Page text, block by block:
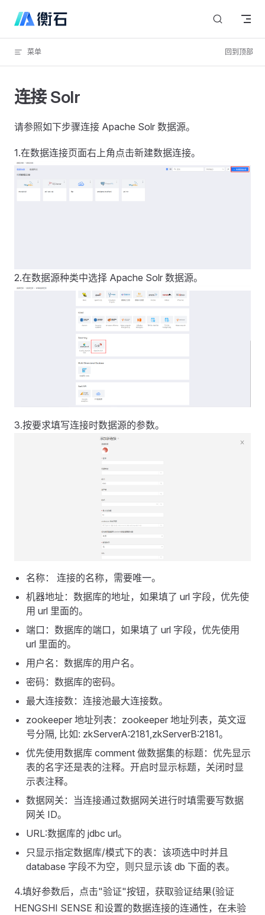
Skip to content
菜单 回到顶部
连接 Solr
请参照如下步骤连接 Apache Solr 数据源。
1.在数据连接页面右上角点击新建数据连接。
2.在数据源种类中选择 Apache Solr 数据源。
3.按要求填写连接时数据源的参数。
名称： 连接的名称，需要唯一。
机器地址：数据库的地址，如果填了 url 字段，优先使
用 url 里面的。
端口：数据库的端口，如果填了 url 字段，优先使用
url 里面的。
用户名：数据库的用户名。
密码：数据库的密码。
最大连接数：连接池最大连接数。
zookeeper 地址列表：zookeeper 地址列表，英文逗
号分隔, 比如: zkServerA:2181,zkServerB:2181。
优先使用数据库 comment 做数据集的标题：优先显示
表的名字还是表的注释。开启时显示标题，关闭时显
示表注释。
数据网关：当连接通过数据网关进行时填需要写数据
网关 ID。
URL:数据库的 jdbc url。
只显示指定数据库/模式下的表：该项选中时并且
database 字段不为空，则只显示该 db 下面的表。
4.填好参数后，点击"验证"按钮，获取验证结果(验证
HENGSHI SENSE 和设置的数据连接的连通性，在未验